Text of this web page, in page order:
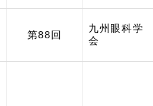
第88回
九州眼科学
会